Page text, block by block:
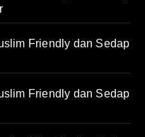
Friendly dan Sedap
Friendly dan Sedap